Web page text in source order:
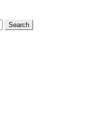
Search